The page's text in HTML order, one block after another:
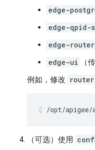
edge-
edge-qpid-
edge-router
edge-ui
（
例如，修改
/opt/
（可选）使用